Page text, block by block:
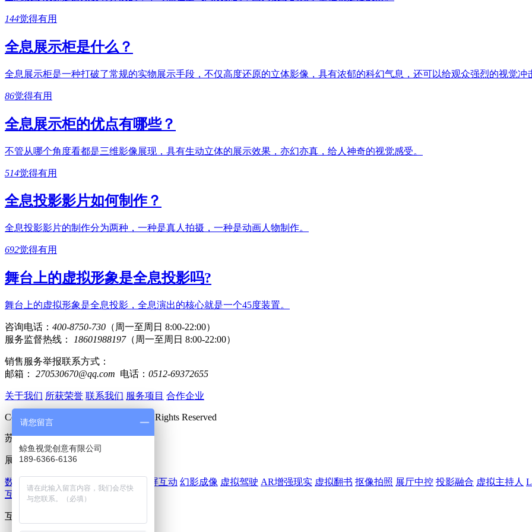
144觉得有用
全息展示柜是什么？
全息展示柜是一种打破了常规的实物展示手段，不仅高度还原的立体影像，具有浓郁的科幻气息，还可以给观众强烈的视觉冲
86觉得有用
全息展示柜的优点有哪些？
不管从哪个角度看都是三维影像展现，具有生动立体的展示效果，亦幻亦真，给人神奇的视觉感受。
514觉得有用
全息投影影片如何制作？
全息投影影片的制作分为两种，一种是真人拍摄，一种是动画人物制作。
692觉得有用
舞台上的虚拟形象是全息投影吗?
舞台上的虚拟形象是全息投影，全息演出的核心就是一个45度装置。
咨询电话： 400-8750-730 （周一至周日 8:00-22:00）
服务监督热线：
18601988197（周一至周日 8:00-22:00）
销售服务举报联系方式：
邮箱： 270530670@qq.com 电话： 0512-69372655
关于我们 所获荣誉 联系我们 服务项目 合作企业
Copyright 2018 www.huomi360.cn All Rights Reserved
苏ICP备15062489号-2
展厅多媒体：
数字展厅 AR大屏互动 幻影成像 虚拟驾驶 AR增强现实 虚拟翻书 抠像拍照 展厅中控 投影融合 虚拟主持人
互动滑轨屏
互动投影：
请您留言
鲸鱼视觉创意有限公司
189-6366-6136